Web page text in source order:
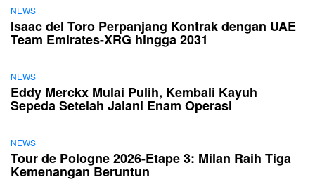
NEWS
Isaac del Toro Perpanjang Kontrak dengan UAE
Team Emirates-XRG hingga 2031
NEWS
Eddy Merckx Mulai Pulih, Kembali Kayuh
Sepeda Setelah Jalani Enam Operasi
NEWS
Tour de Pologne 2026-Etape 3: Milan Raih Tiga
Kemenangan Beruntun